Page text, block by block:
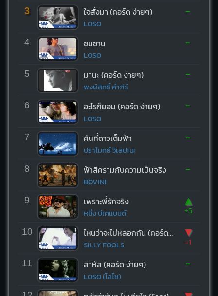
3 ใจสั่งมา (คอร์ด ง่ายๆ)
LOSO
-
4 ซมซาน
LOSO
-
5 มานะ (คอร์ด ง่ายๆ)
พงษ์สิทธิ์ คำภีร์
-
6 อะไรก็ยอม (คอร์ด ง่ายๆ)
LOSO
-
7 คืนที่ดาวเต็มฟ้า
ปราโมทย์ วิเลปะนะ
-
8 ฟ้าสีครามกับความเป็นจริง
BOVINI
-
9 เพราะพี่รักจริง
หนึ่ง บีเคแบนด์
▲
+5
10 ไหนว่าจะไม่หลอกกัน (คอร์ด ง่ายๆ)
SILLY FOOLS
▼
-1
11 สาหัส (คอร์ด ง่ายๆ)
LOSO (โลโซ)
-